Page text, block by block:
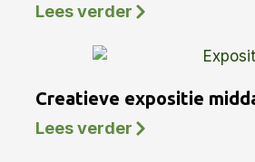
Lees verder
Creatieve expositie
Lees verder